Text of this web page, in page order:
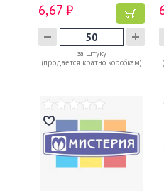
6,67 ₽
за штуку
(продается кратно коробкам)